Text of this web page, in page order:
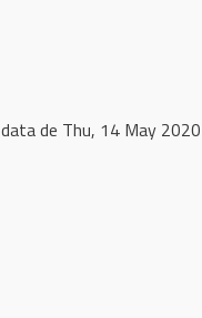
de Thu, 14 May